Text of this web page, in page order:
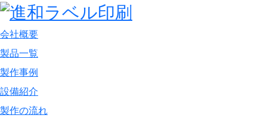
会社概要
製品一覧
製作事例
設備紹介
製作の流れ